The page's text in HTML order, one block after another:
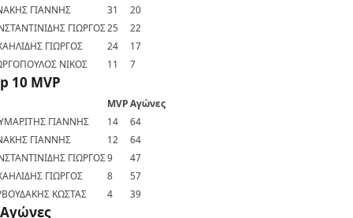
ΓΙΑΝΝΗΣ
31
20
ΓΙΩΡΓΟΣ25
22
ΓΙΩΡΓΟΣ
24
17
ΝΙΚΟΣ
11 7
10 MVP
MVPΑγώνες
ΓΙΑΝΝΗΣ
14
64
ΓΙΑΝΝΗΣ
12
64
ΓΙΩΡΓΟΣ9
47
ΓΙΩΡΓΟΣ
8
57
ΚΩΣΤΑΣ
4 39
Αγώνες